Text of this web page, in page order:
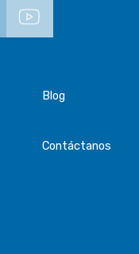
Blog
Contáctanos